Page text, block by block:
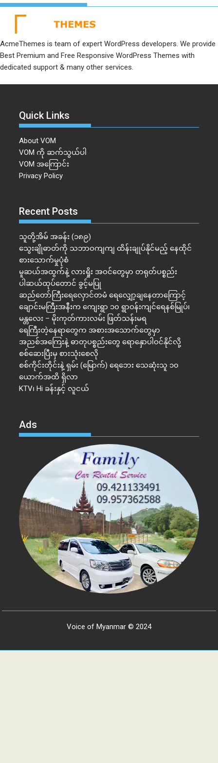
AcmeThemes is team of expert WordPress developers. We provide
Best Premium and Free Responsive WordPress Themes with
dedicated support & many other services.
Quick Links
About VOM
VOM ကို ဆက်သွယ်ပါ
VOM အကြောင်း
Privacy Policy
Recent Posts
သူတို့အိမ် အခန်း (၁၈၉)
သွေးချိုဓာတ်ကို သဘာဝကျကျ ထိန်းချုပ်နိုင်မည့် နေထိုင်
စားသောက်မှုပုံစံ
မူဆယ်အထွက်နဲ့ လားရှိုး အဝင်တွေမှာ တရုတ်ပစ္စည်း
ပါဆယ်ထုပ်တောင် ခွင့်မပြု
ဆည်တော်ကြီးရေလှောင်တမံ ရေလျှော့ချနေတာကြောင့်
ချောင်းမကြီးအနီးက ကျေးရွာ ၁၀ ရွာဝန်းကျင်ရေနစ်မြုပ်၊
မန္တလေး – မိုးကုတ်ကားလမ်း ဖြတ်သန်းမရ
ရေကြီးတဲ့​နေရာ​တွေက အစားအသောက်တွေမှာ
အညစ်အကြေးနဲ့ ဓာတုပစ္စည်းတွေ ရောနှောပါဝင်နိုင်လို့
စစ်ဆေးပြီးမှ စားသုံးစေလို
စစ်ကိုင်းတိုင်းနဲ့ ရှမ်း (မြောက်) ရေဘေး သေဆုံးသူ ၁၀
ယောက်အထိ ရှိလာ
KTV၊ Hi ခန်းနှင့် လူငယ်
Ads
Voice of Myanmar © 2024